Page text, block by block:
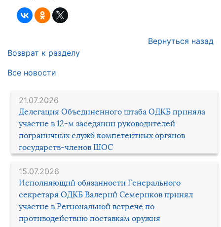
21.07.2026
Делегация Объединенного штаба ОДКБ приняла
участие в 12-м заседании руководителей
пограничных служб компетентных органов
государств-членов ШОС
15.07.2026
Исполняющий обязанности Генерального
секретаря ОДКБ Валерий Семериков принял
участие в Региональной встрече по
противодействию поставкам оружия
Вернуться назад
Возврат к разделу
Все новости